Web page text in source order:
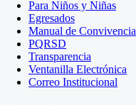
Para Niños y Niñas
Egresados
Manual de Convivencia
PQRSD
Transparencia
Ventanilla Electrónica
Correo Institucional